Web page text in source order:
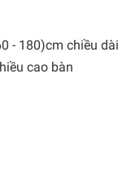
- 180)cm chiều dài
cao bàn